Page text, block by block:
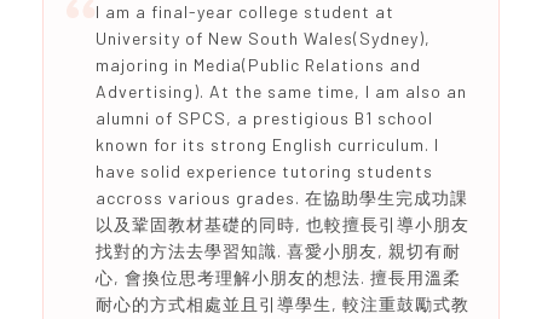
I am a final-year college student at
University of New South Wales(Sydney),
majoring in Media(Public Relations and
Advertising). At the same time, I am also an
alumni of SPCS, a prestigious B1 school
known for its strong English curriculum. I
have solid experience tutoring students
accross various grades. 在協助學生完成功課
以及鞏固教材基礎的同時, 也較擅長引導小朋友
找對的方法去學習知識. 喜愛小朋友, 親切有耐
心, 會換位思考理解小朋友的想法. 擅長用溫柔
耐心的方式相處並且引導學生, 較注重鼓勵式教